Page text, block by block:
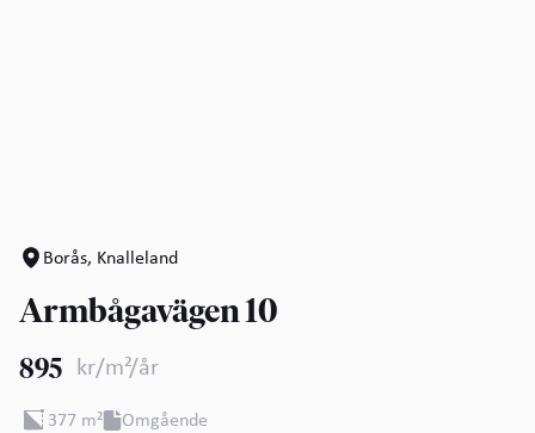
Borås, Knalleland
Armbågavägen 10
895 kr/m²/år
377 m² Omgående